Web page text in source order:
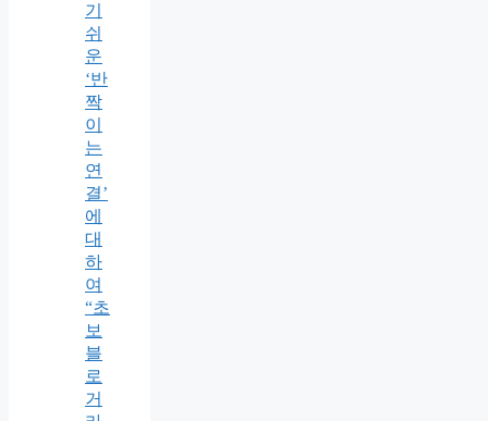
기
쉬
운
‘반
짝
이
는
연
결’
에
대
하
여
“초
보
블
로
거